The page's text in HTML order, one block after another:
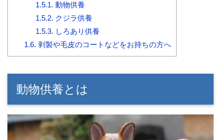
1.5.1. 動物供養
1.5.2. クジラ供養
1.5.3. しろあり供養
1.6. 剥製や毛皮のコートなどをお持ちの方へ
動物供養とは